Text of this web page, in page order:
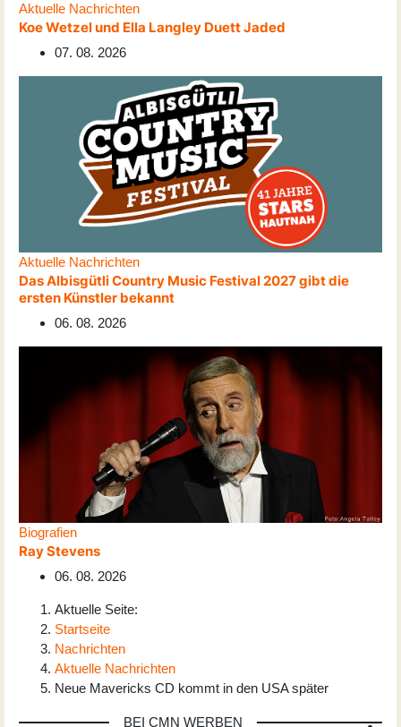
Aktuelle Nachrichten
Koe Wetzel und Ella Langley Duett Jaded
07. 08. 2026
Aktuelle Nachrichten
Das Albisgütli Country Music Festival 2027 gibt die
ersten Künstler bekannt
06. 08. 2026
Biografien
Ray Stevens
06. 08. 2026
Aktuelle Seite:
Startseite
Nachrichten
Aktuelle Nachrichten
Neue Mavericks CD kommt in den USA später
BEI CMN WERBEN